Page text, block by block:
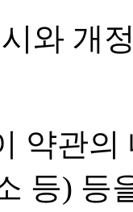
와 개
약관의
등) 등